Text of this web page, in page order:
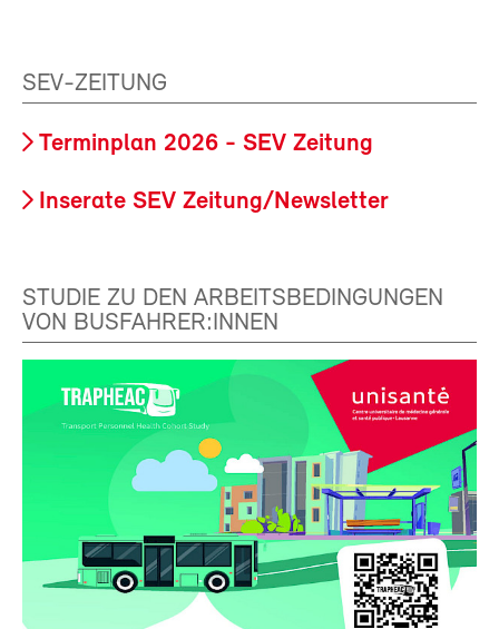
SEV-ZEITUNG
Terminplan 2026 - SEV Zeitung
Inserate SEV Zeitung/Newsletter
STUDIE ZU DEN ARBEITSBEDINGUNGEN
VON BUSFAHRER:INNEN